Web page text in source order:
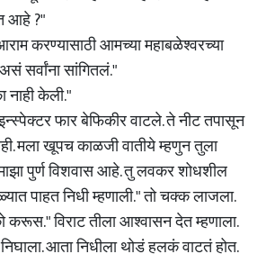
आहे ?"
करण्यासाठी आमच्या महाबळेश्वरच्या
सर्वांना सांगितलं."
नाही केली."
फार बेफिकीर वाटले. ते नीट तपासून
मला खूपच काळजी वातीये म्हणुन तुला
पुर्ण विशवास आहे. तु लवकर शोधशील
पाहत निधी म्हणाली." तो चक्क लाजला.
करूस." विराट तीला आश्वासन देत म्हणाला.
आता निधीला थोडं हलकं वाटतं होत.